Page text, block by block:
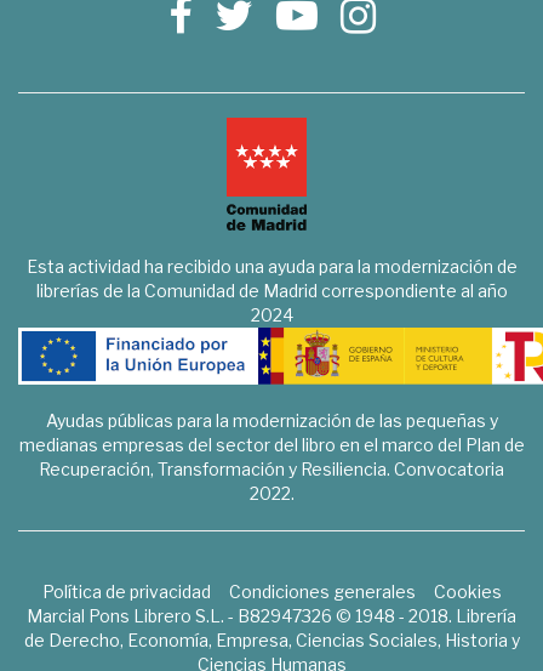
Esta actividad ha recibido una ayuda para la modernización de
librerías de la Comunidad de Madrid correspondiente al año
2024
Ayudas públicas para la modernización de las pequeñas y
medianas empresas del sector del libro en el marco del Plan de
Recuperación, Transformación y Resiliencia. Convocatoria
2022.
Política de privacidad Condiciones generales
Cookies
Marcial Pons Librero S.L. - B82947326 © 1948 - 2018. Librería
de Derecho, Economía, Empresa, Ciencias Sociales, Historia y
Ciencias Humanas